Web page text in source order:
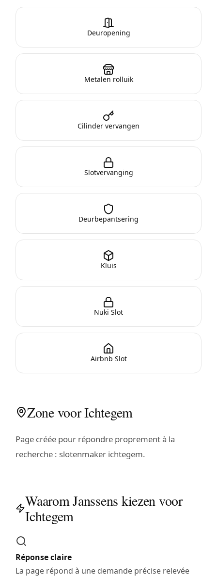
Deuropening
Metalen rolluik
Cilinder vervangen
Slotvervanging
Deurbepantsering
Kluis
Nuki Slot
Airbnb Slot
Zone voor Ichtegem
Page créée pour répondre proprement à la
recherche : slotenmaker ichtegem.
Waarom Janssens kiezen voor
Ichtegem
Réponse claire
La page répond à une demande précise relevée